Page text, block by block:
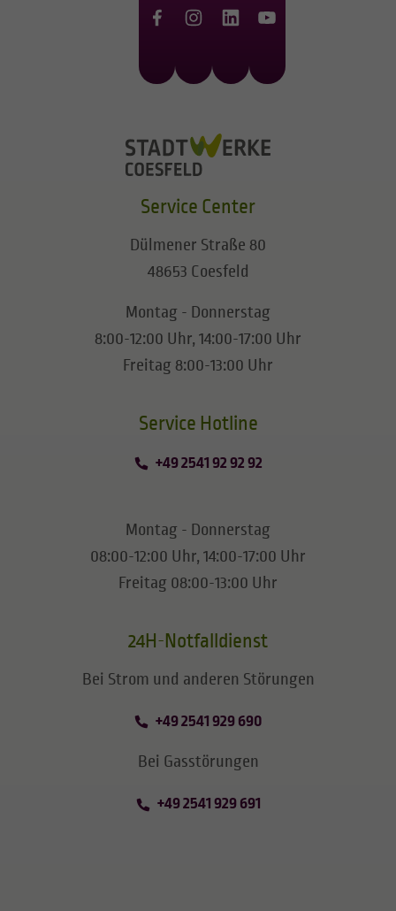
Service Center
Dülmener Straße 80
48653 Coesfeld
Montag - Donnerstag
8:00-12:00 Uhr, 14:00-17:00 Uhr
Freitag 8:00-13:00 Uhr
​​​​​​​Service Hotline
+49 2541 92 92 92
Montag - Donnerstag
08:00-12:00 Uhr, 14:00-17:00 Uhr
Freitag 08:00-13:00 Uhr
24H-Notfalldienst
Bei Strom und anderen Störungen
+49 2541 929 690
Bei Gasstörungen
+49 2541 929 691